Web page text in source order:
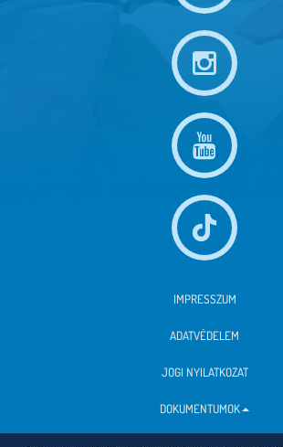
IMPRESSZUM
ADATVÉDELEM
JOGI NYILATKOZAT
DOKUMENTUMOK